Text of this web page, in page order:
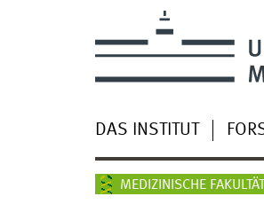
DAS INSTITUT
MEDIZINISCHE